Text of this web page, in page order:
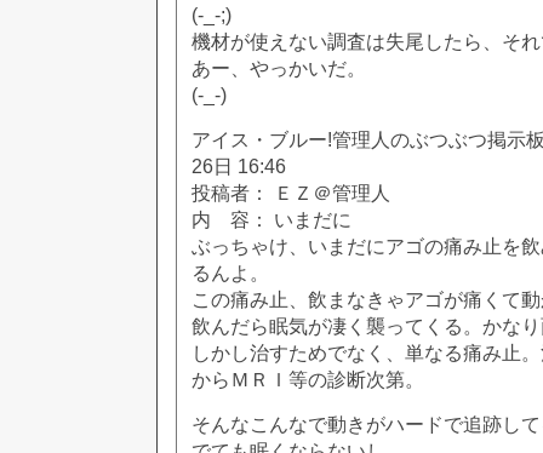
(-_-;)
機材が使えない調査は失尾したら、そ
あー、やっかいだ。
(-_-)
アイス・ブルー!管理人のぶつぶつ掲示
26日 16:46
投稿者： ＥＺ＠管理人
内 容： いまだに
ぶっちゃけ、いまだにアゴの痛み止を
るんよ。
この痛み止、飲まなきゃアゴが痛くて
飲んだら眠気が凄く襲ってくる。かな
しかし治すためでなく、単なる痛み止
からＭＲＩ等の診断次第。
そんなこんなで動きがハードで追跡し